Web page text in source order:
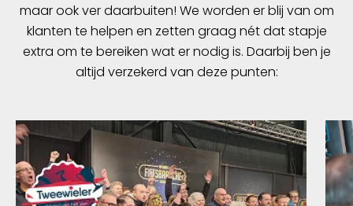
maar ook ver daarbuiten! We worden er blij van om
klanten te helpen en zetten graag nét dat stapje
extra om te bereiken wat er nodig is. Daarbij ben je
altijd verzekerd van deze punten: